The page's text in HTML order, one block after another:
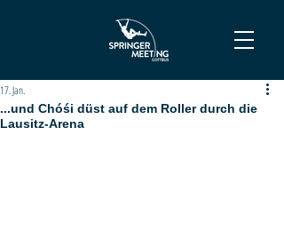
...und Chóśi düst auf dem Roller durch die
Lausitz-Arena
17. Jan.